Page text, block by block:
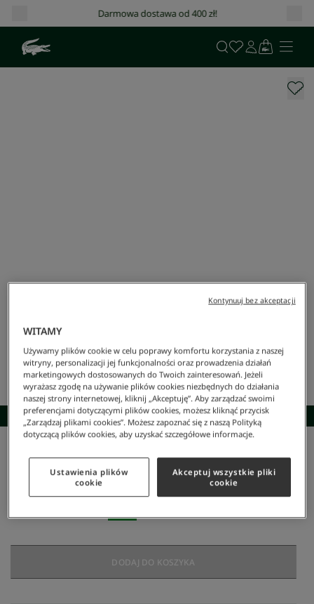
Darmowa dostawa od 400 zł!
SKOMPLETUJ STYLIZACJĘ
Lacoste/Mężczyzna/Odzież/Koszulki Polo Koszulka Polo Slim Fit Z Długim Rękawem
Koszulka polo Slim Fit z Długim Rękawem
NAJNIŻSZA CENA Z 30 DNI: 210 zł
DODAJ DO KOSZYKA
WITAMY
Używamy plików cookie w celu poprawy komfortu korzystania z naszej
witryny, personalizacji jej funkcjonalności oraz prowadzenia działań
marketingowych dostosowanych do Twoich zainteresowań. Jeżeli
wyrażasz zgodę na używanie plików cookies niezbędnych do działania
naszej strony internetowej, kliknij „Akceptuję”. Aby zarządzać swoimi
preferencjami dotyczącymi plików cookies, możesz kliknąć przycisk
„Zarządzaj plikami cookies”. Możesz zapoznać się z naszą Polityką
dotyczącą plików cookies, aby uzyskać szczegółowe informacje.
Ustawienia plików
cookie
Akceptuj wszystkie pliki
cookie
Kontynuuj bez akceptacji